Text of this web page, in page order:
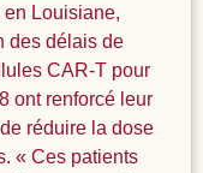
Louisiane,
des délais de
CAR-T pour
ont renforcé leur
réduire la dose
« Ces patients